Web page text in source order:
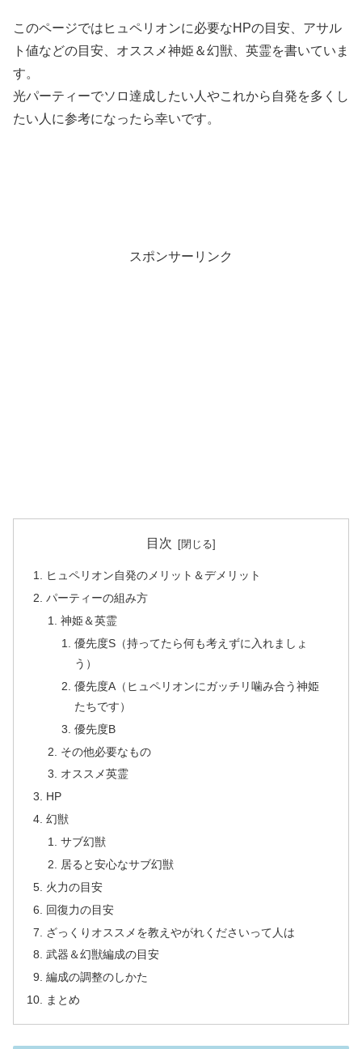
このページではヒュペリオンに必要なHPの目安、アサル
ト値などの目安、オススメ神姫＆幻獣、英霊を書いていま
す。
光パーティーでソロ達成したい人やこれから自発を多くし
たい人に参考になったら幸いです。
スポンサーリンク
目次
ヒュペリオン自発のメリット＆デメリット
パーティーの組み方
神姫＆英霊
優先度S（持ってたら何も考えずに入れましょ
う）
優先度A（ヒュペリオンにガッチリ噛み合う神姫
たちです）
優先度B
その他必要なもの
オススメ英霊
HP
幻獣
サブ幻獣
居ると安心なサブ幻獣
火力の目安
回復力の目安
ざっくりオススメを教えやがれくださいって人は
武器＆幻獣編成の目安
編成の調整のしかた
まとめ